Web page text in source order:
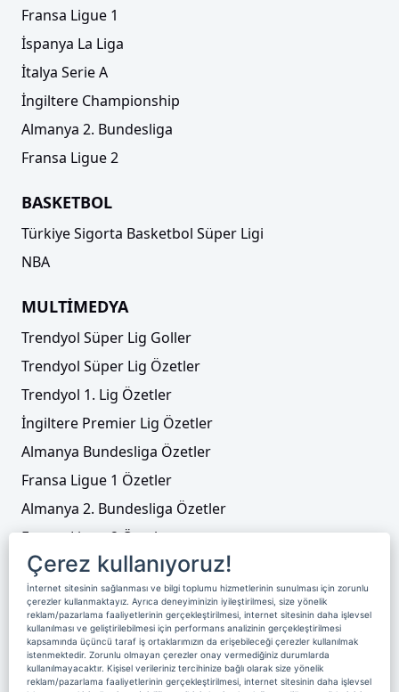
Fransa Ligue 1
İspanya La Liga
İtalya Serie A
İngiltere Championship
Almanya 2. Bundesliga
Fransa Ligue 2
BASKETBOL
Türkiye Sigorta Basketbol Süper Ligi
NBA
MULTİMEDYA
Trendyol Süper Lig Goller
Trendyol Süper Lig Özetler
Trendyol 1. Lig Özetler
İngiltere Premier Lig Özetler
Almanya Bundesliga Özetler
Fransa Ligue 1 Özetler
Almanya 2. Bundesliga Özetler
Fransa Ligue 2 Özetler
Tenis
Video Liste
Foto Galeriler
Üyelik Yayın Akışı Reklam
Site Sözleşmesi
Çerez kullanıyoruz!
İnternet sitesinin sağlanması ve bilgi toplumu hizmetlerinin sunulması için zorunlu
çerezler kullanmaktayız. Ayrıca deneyiminizin iyileştirilmesi, size yönelik
reklam/pazarlama faaliyetlerinin gerçekleştirilmesi, internet sitesinin daha işlevsel
kullanılması ve geliştirilebilmesi için performans analizinin gerçekleştirilmesi
kapsamında üçüncü taraf iş ortaklarımızın da erişebileceği çerezler kullanılmak
istenmektedir. Zorunlu olmayan çerezler onay vermediğiniz durumlarda
kullanılmayacaktır. Kişisel verileriniz tercihinize bağlı olarak size yönelik
reklam/pazarlama faaliyetlerinin gerçekleştirilmesi, internet sitesinin daha işlevsel